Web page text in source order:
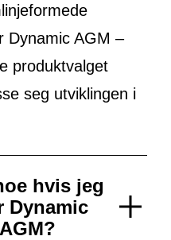
Dynamic AGM –
produktvalget
seg utviklingen i
hvis jeg
Dynamic